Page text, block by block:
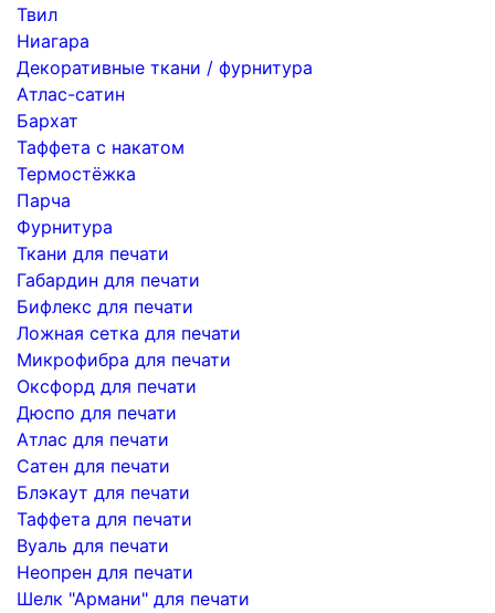
Твил
Ниагара
Декоративные ткани / фурнитура
Атлас-сатин
Бархат
Таффета с накатом
Термостёжка
Парча
Фурнитура
Ткани для печати
Габардин для печати
Бифлекс для печати
Ложная сетка для печати
Микрофибра для печати
Оксфорд для печати
Дюспо для печати
Атлас для печати
Сатен для печати
Блэкаут для печати
Таффета для печати
Вуаль для печати
Неопрен для печати
Шелк "Армани" для печати